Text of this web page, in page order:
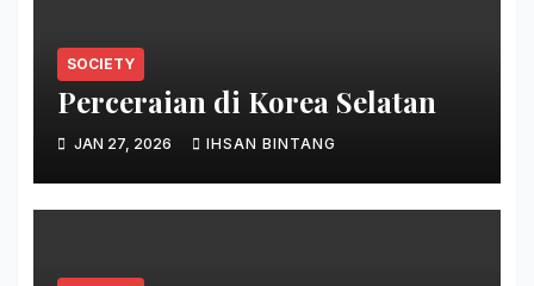
SOCIETY
Perceraian di Korea Selatan
JAN 27, 2026 IHSAN BINTANG